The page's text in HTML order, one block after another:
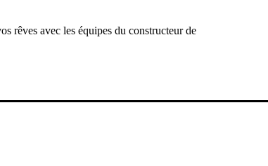
rêves avec les équipes du constructeur de